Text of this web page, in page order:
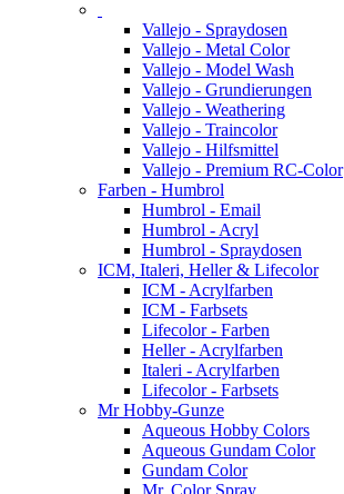
Vallejo - Spraydosen
Vallejo - Metal Color
Vallejo - Model Wash
Vallejo - Grundierungen
Vallejo - Weathering
Vallejo - Traincolor
Vallejo - Hilfsmittel
Vallejo - Premium RC-Color
Farben - Humbrol
Humbrol - Email
Humbrol - Acryl
Humbrol - Spraydosen
ICM, Italeri, Heller & Lifecolor
ICM - Acrylfarben
ICM - Farbsets
Lifecolor - Farben
Heller - Acrylfarben
Italeri - Acrylfarben
Lifecolor - Farbsets
Mr Hobby-Gunze
Aqueous Hobby Colors
Aqueous Gundam Color
Gundam Color
Mr. Color Spray